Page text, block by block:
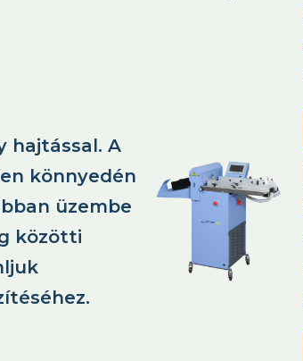
hajtással. A
könnyedén
üzembe
közötti